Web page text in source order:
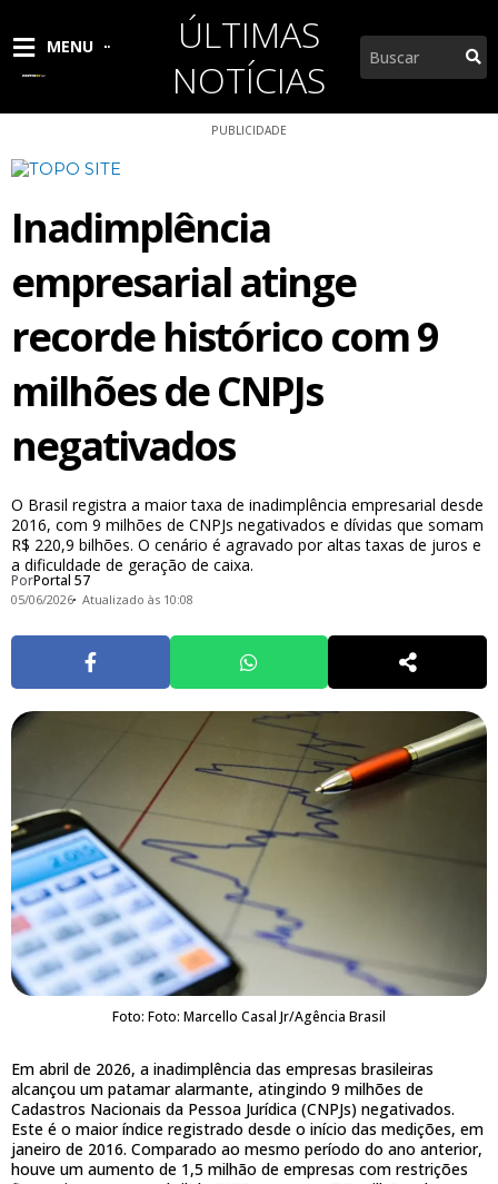
MENU
ÚLTIMAS
NOTÍCIAS
Pesquisar
PUBLICIDADE
Inadimplência
empresarial atinge
recorde histórico com 9
milhões de CNPJs
negativados
O Brasil registra a maior taxa de inadimplência empresarial desde
2016, com 9 milhões de CNPJs negativados e dívidas que somam
R$ 220,9 bilhões. O cenário é agravado por altas taxas de juros e
a dificuldade de geração de caixa.
PorPortal 57
05/06/2026 Atualizado às 10:08
Foto: Foto: Marcello Casal Jr/Agência Brasil
Em abril de 2026, a inadimplência das empresas brasileiras
alcançou um patamar alarmante, atingindo 9 milhões de
Cadastros Nacionais da Pessoa Jurídica (CNPJs) negativados.
Este é o maior índice registrado desde o início das medições, em
janeiro de 2016. Comparado ao mesmo período do ano anterior,
houve um aumento de 1,5 milhão de empresas com restrições